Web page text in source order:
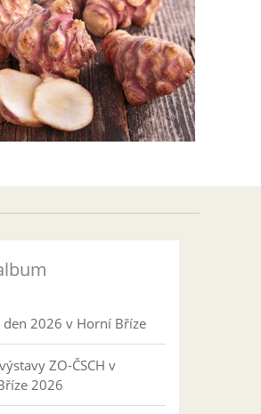
den 2026 v Horní Bříze
ZO-ČSCH v
2026